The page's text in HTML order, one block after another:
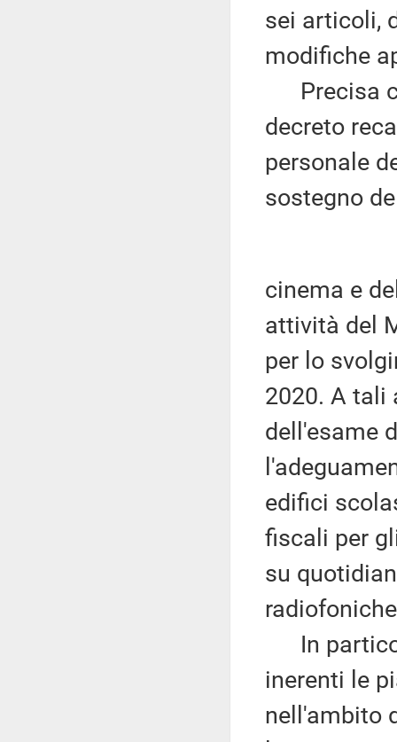
sei articoli,
modifiche
Precisa
decreto
personale
sostegno
cinema e
attività del
per lo
2020. A tali
dell'esame
edifici
fiscali per
su
In
inerenti le
nell'ambito